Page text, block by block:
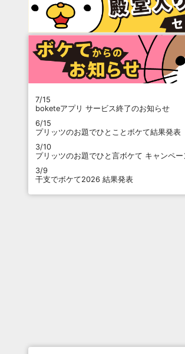
7/15
boketeアプリ サービス終了のお知らせ
6/15
プリッツのお題でひとことボケて結果発表
3/10
プリッツのお題でひと言ボケて キャンペー
3/9
干支でボケて2026 結果発表